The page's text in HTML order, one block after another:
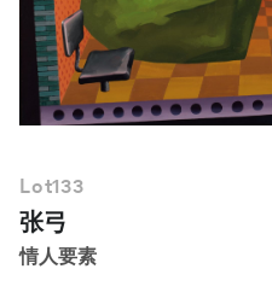
简体中文
Lot133
张弓
情人要素